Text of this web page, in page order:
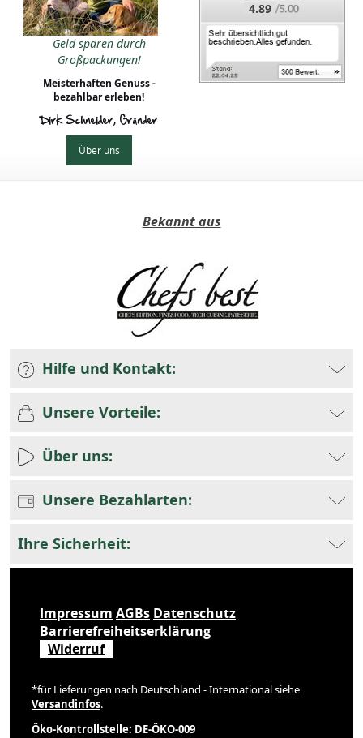
Geld sparen durch
Großpackungen!
Meisterhaften Genuss -
bezahlbar erleben!
Dirk Schneider, Gründer
Über uns
4.89
Bekannt aus
Hilfe und Kontakt:
Unsere Vorteile:
Über uns:
Unsere Bezahlarten:
Ihre Sicherheit:
Impressum AGBs Datenschutz
Barrierefreiheitserklärung
Widerruf
*für Lieferungen nach Deutschland - International siehe
Versandinfos.
Öko-Kontrollstelle: DE-ÖKO-009